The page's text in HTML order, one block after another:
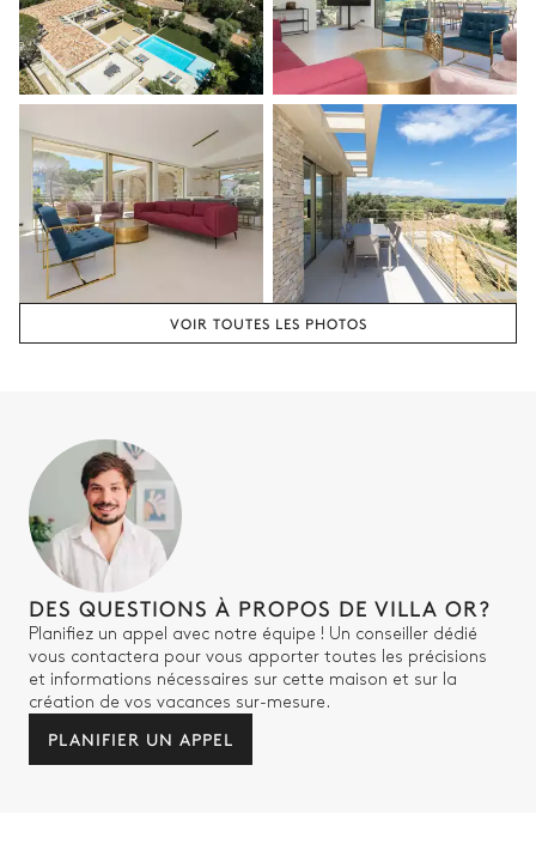
VOIR TOUTES LES PHOTOS
DES QUESTIONS À PROPOS DE VILLA OR?
Planifiez un appel avec notre équipe ! Un conseiller dédié
vous contactera pour vous apporter toutes les précisions
et informations nécessaires sur cette maison et sur la
création de vos vacances sur-mesure.
PLANIFIER UN APPEL